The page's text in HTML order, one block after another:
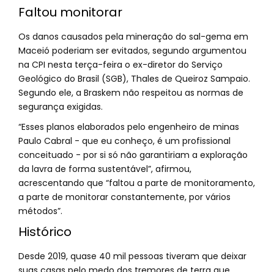
Faltou monitorar
Os danos causados pela mineração do sal-gema em
Maceió poderiam ser evitados, segundo argumentou
na CPI nesta terça-feira o ex-diretor do Serviço
Geológico do Brasil (SGB), Thales de Queiroz Sampaio.
Segundo ele, a Braskem não respeitou as normas de
segurança exigidas.
“Esses planos elaborados pelo engenheiro de minas
Paulo Cabral - que eu conheço, é um profissional
conceituado - por si só não garantiriam a exploração
da lavra de forma sustentável”, afirmou,
acrescentando que “faltou a parte de monitoramento,
a parte de monitorar constantemente, por vários
métodos”.
Histórico
Desde 2019, quase 40 mil pessoas tiveram que deixar